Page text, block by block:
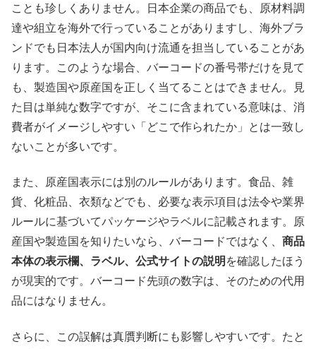
ことも珍しくありません。日本企業の商品でも、原材料調
達や組立を海外で行っていることがありますし、海外ブラ
ンドでも日本法人が国内向け流通を担当していることがあ
ります。このような場合、バーコードの番号帯だけを見て
も、製造国や原産国を正しく当てることはできません。見
た目は単純な数字ですが、そこに含まれている意味は、消
費者がイメージしやすい「どこで作られたか」とは一致し
ないことが多いです。
また、原産国表示には別のルールがあります。食品、雑
貨、化粧品、衣類などでも、必要な表示項目は法令や業界
ルールに基づいてパッケージやラベルに記載されます。原
産国や製造国を知りたいなら、バーコードではなく、 商品
本体の表示欄、ラベル、公式サイトの説明 を確認したほう
が現実的です。バーコード先頭の数字は、そのための代用
品にはなりません。
さらに、この誤解は真贋判断にも影響しやすいです。たと